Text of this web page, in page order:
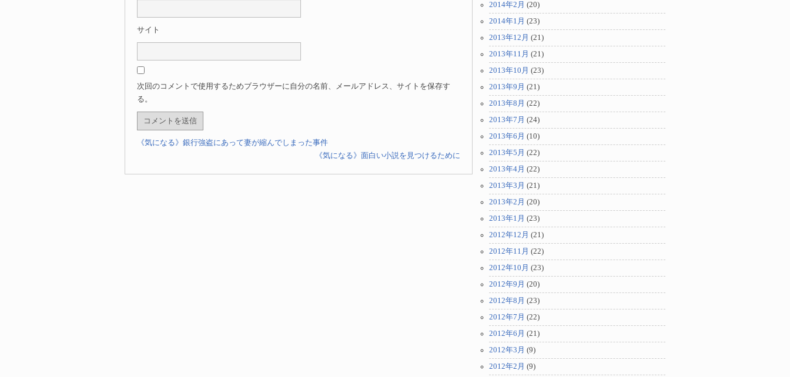
サイト
次回のコメントで使用するためブラウザーに自分の名前、メールアドレス、サイトを保存す
る。
《気になる》銀行強盗にあって妻が縮んでしまった事件
《気になる》面白い小説を見つけるために
2014年2月 (20)
2014年1月 (23)
2013年12月 (21)
2013年11月 (21)
2013年10月 (23)
2013年9月 (21)
2013年8月 (22)
2013年7月 (24)
2013年6月 (10)
2013年5月 (22)
2013年4月 (22)
2013年3月 (21)
2013年2月 (20)
2013年1月 (23)
2012年12月 (21)
2012年11月 (22)
2012年10月 (23)
2012年9月 (20)
2012年8月 (23)
2012年7月 (22)
2012年6月 (21)
2012年3月 (9)
2012年2月 (9)